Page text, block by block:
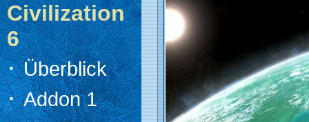
Civilization
6
·Überblick
·Addon 1